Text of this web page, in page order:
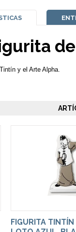
y el Arte Alpha.
FIGURITA